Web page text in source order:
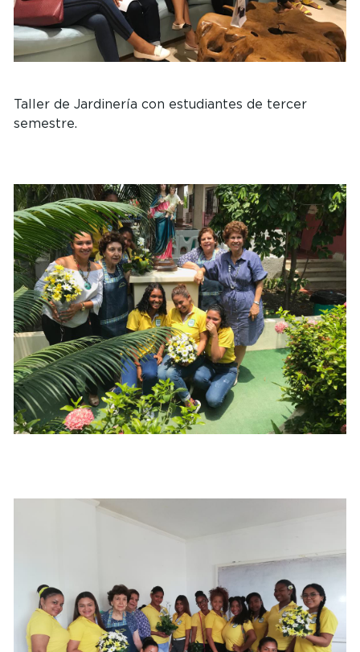
Taller de Jardinería con estudiantes de tercer
semestre.